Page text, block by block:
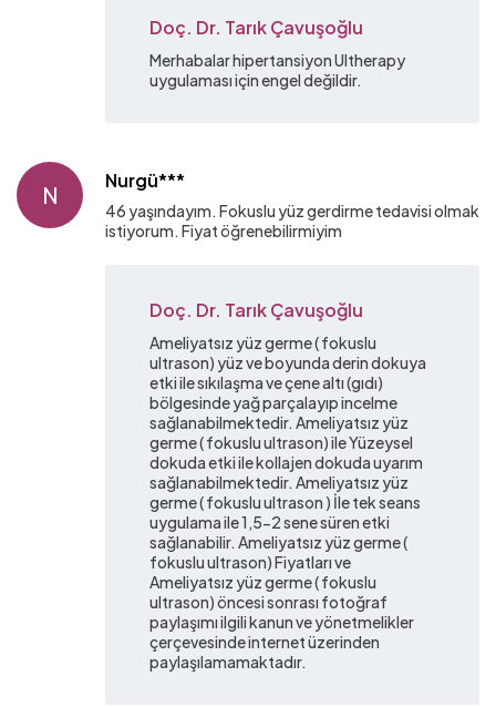
Doç. Dr. Tarık Çavuşoğlu
Merhabalar hipertansiyon Ultherapy
uygulaması için engel değildir.
N
Nurgü***
46 yaşındayım. Fokuslu yüz gerdirme tedavisi olmak
istiyorum. Fiyat öğrenebilirmiyim
Doç. Dr. Tarık Çavuşoğlu
Ameliyatsız yüz germe ( fokuslu
ultrason) yüz ve boyunda derin dokuya
etki ile sıkılaşma ve çene altı (gıdı)
bölgesinde yağ parçalayıp incelme
sağlanabilmektedir. Ameliyatsız yüz
germe ( fokuslu ultrason) ile Yüzeysel
dokuda etki ile kollajen dokuda uyarım
sağlanabilmektedir. Ameliyatsız yüz
germe ( fokuslu ultrason ) İle tek seans
uygulama ile 1,5-2 sene süren etki
sağlanabilir. Ameliyatsız yüz germe (
fokuslu ultrason) Fiyatları ve
Ameliyatsız yüz germe ( fokuslu
ultrason) öncesi sonrası fotoğraf
paylaşımı ilgili kanun ve yönetmelikler
çerçevesinde internet üzerinden
paylaşılamamaktadır.